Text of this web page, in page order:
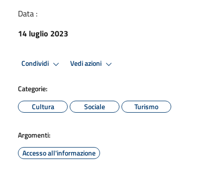
Data :
14 luglio 2023
Condividi Vedi azioni
Categorie:
Cultura
Sociale Turismo
Argomenti:
Accesso all'informazione